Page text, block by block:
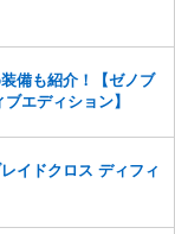
備も紹介！【ゼノブ
エディション】
イドクロス ディフィ